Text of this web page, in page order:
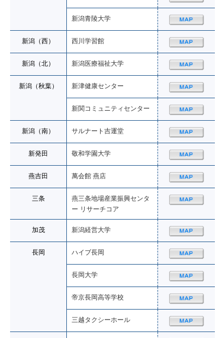
新潟青陵大学
新潟（西） 西川学習館
新潟（北） 新潟医療福祉大学
新潟（秋葉） 新津健康センター
新関コミュニティセンター
新潟（南） サルナート吉運堂
新発田 敬和学園大学
燕吉田 萬会館 燕店
三条
燕三条地場産業振興センタ
ー リサーチコア
加茂 新潟経営大学
長岡 ハイブ長岡
長岡大学
帝京長岡高等学校
三越タクシーホール